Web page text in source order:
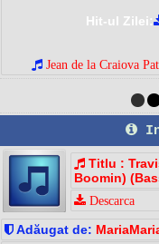
Hit-ul Zilei:
Jean de la Craiova
Titlu :
Boomin)
Descarca
Adăugat de: